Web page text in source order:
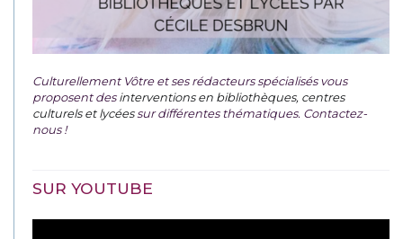
Culturellement Vôtre et ses rédacteurs spécialisés vous
proposent desinterventions en bibliothèques, centres
culturels et lycéessur différentes thématiques. Contactez-
nous !
SUR YOUTUBE